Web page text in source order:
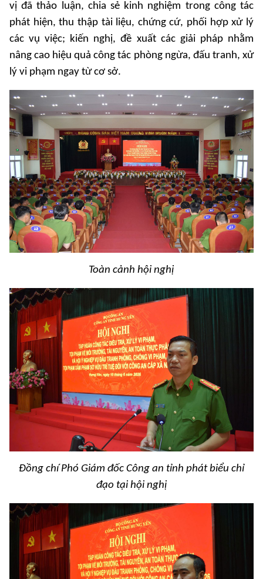
vị đã thảo luận, chia sẻ kinh nghiệm trong công tác
phát hiện, thu thập tài liệu, chứng cứ, phối hợp xử lý
các vụ việc; kiến nghị, đề xuất các giải pháp nhằm
nâng cao hiệu quả công tác phòng ngừa, đấu tranh, xử
lý vi phạm ngay từ cơ sở.
Toàn cảnh hội nghị
Đồng chí Phó Giám đốc Công an tỉnh phát biểu chỉ
đạo tại hội nghị